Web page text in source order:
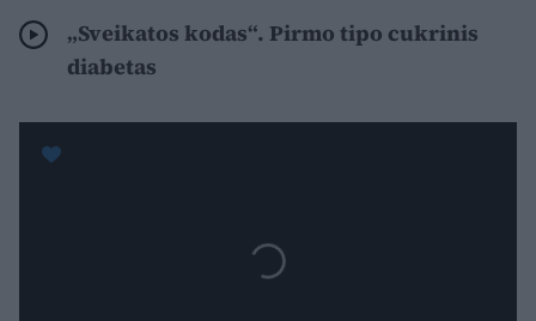
„Sveikatos kodas“. Pirmo tipo cukrinis
diabetas